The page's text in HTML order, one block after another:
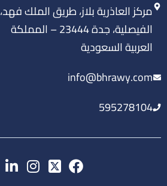
مركز العاذرية بلاز، طريق الملك فهد،
الفيصلية، جدة 23444 – المملكة
العربية السعودية
info@bhrawy.com
595278104